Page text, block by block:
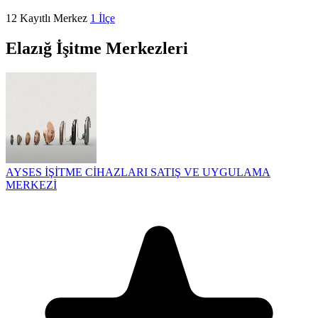
12 Kayıtlı Merkez 1 İlçe
Elazığ İşitme Merkezleri
AYSES İŞİTME CİHAZLARI SATIŞ VE UYGULAMA
MERKEZİ